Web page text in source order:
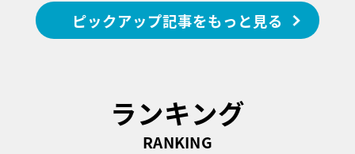
ピックアップ記事をもっと見る
ランキング
RANKING